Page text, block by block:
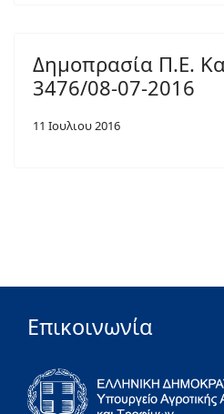
Δημοπρασία Π.Ε.
3476/08-07-2016
11 Ιουλιου 2016
Επικοινωνία